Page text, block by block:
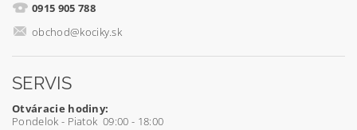
0915 905 788
obchod@kociky.sk
SERVIS
Otváracie hodiny:
Pondelok - Piatok 09:00 - 18:00